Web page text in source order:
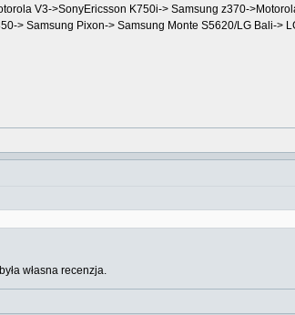
V3->SonyEricsson K750i-> Samsung z370-
> Samsung Pixon-> Samsung Monte S5620/LG Bali->
własna recenzja.